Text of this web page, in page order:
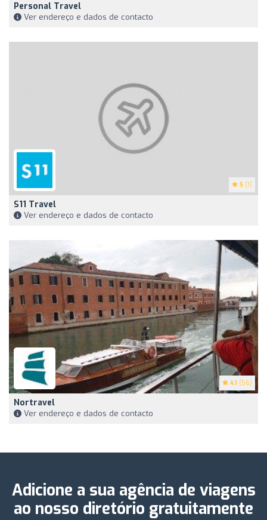
Personal Travel
Ver endereço e dados de contacto
5 (1)
S11 Travel
Ver endereço e dados de contacto
4.1 (56)
Nortravel
Ver endereço e dados de contacto
Adicione a sua agência de viagens
ao nosso diretório gratuitamente